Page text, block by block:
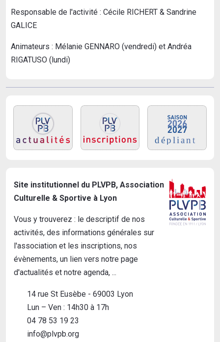
Site institutionnel du PLVPB, Association
Culturelle & Sportive à Lyon
Vous y trouverez : le descriptif de nos
activités, des informations générales sur
l'association et les inscriptions, nos
évènements, un lien vers notre page
d'actualités et notre agenda, ...
14 rue St Eusèbe - 69003 Lyon
Lun – Ven : 14h30 à 17h
04 78 53 19 23
info@plvpb.org
Responsable de l'activité : Cécile RICHERT & Sandrine
GALICE
Animateurs : Mélanie GENNARO (vendredi) et Andréa
RIGATUSO (lundi)